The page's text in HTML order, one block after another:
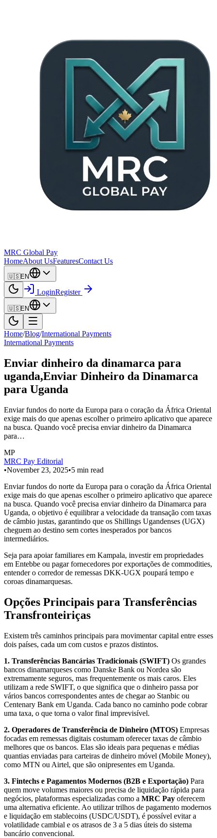
MRC Global Pay
HomeAbout UsFeaturesContact Us
🇺🇸EN
LoginRegister
🇺🇸EN
Home/Blog/International Payments
International Payments
Enviar dinheiro da dinamarca para
uganda,Enviar Dinheiro da Dinamarca
para Uganda
Enviar fundos do norte da Europa para o coração da África Oriental
exige mais do que apenas escolher o primeiro aplicativo que aparece
na busca. Quando você precisa enviar dinheiro da Dinamarca
para…
MP
MRC Pay Editorial
•November 23, 2025•5 min read
Enviar fundos do norte da Europa para o coração da África Oriental
exige mais do que apenas escolher o primeiro aplicativo que aparece
na busca. Quando você precisa enviar dinheiro da Dinamarca para
Uganda, o objetivo é equilibrar a velocidade da transação com taxas
de câmbio justas, garantindo que os Shillings Ugandenses (UGX)
cheguem ao destino sem cortes inesperados por bancos
intermediários.
Seja para apoiar familiares em Kampala, investir em propriedades
em Entebbe ou pagar fornecedores por exportações de commodities,
entender o corredor de remessas DKK-UGX poupará tempo e
coroas dinamarquesas.
Opções Principais para Transferências
Transfronteiriças
Existem três caminhos principais para movimentar capital entre esses
dois países, cada um com custos e prazos distintos.
1. Transferências Bancárias Tradicionais (SWIFT) Os grandes
bancos dinamarqueses como Danske Bank ou Nordea são
extremamente seguros, mas frequentemente os mais caros. Eles
utilizam a rede SWIFT, o que significa que o dinheiro passa por
vários bancos correspondentes antes de chegar ao Stanbic ou
Centenary Bank em Uganda. Cada banco no caminho pode cobrar
uma taxa, o que torna o valor final imprevisível.
2. Operadores de Transferência de Dinheiro (MTOS) Empresas
focadas em remessas digitais costumam oferecer taxas de câmbio
melhores que os bancos. Elas são ideais para pequenas e médias
quantias enviadas para carteiras de dinheiro móvel (Mobile Money),
como MTN ou Airtel, que são onipresentes em Uganda.
3. Fintechs e Pagamentos Modernos (B2B e Exportação) Para
quem move volumes maiores ou precisa de liquidação rápida para
negócios, plataformas especializadas como a MRC Pay oferecem
uma alternativa eficiente. Ao utilizar trilhos de pagamento modernos
e liquidação em stablecoins (USDC/USDT), é possível evitar a
volatilidade cambial e os atrasos de 3 a 5 dias úteis do sistema
bancário convencional.